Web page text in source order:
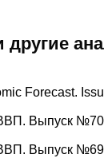
Forecast.
ВВП. Выпуск
ВВП. Выпуск